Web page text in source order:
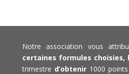
Notre association vous
certaines formules choisies,
trimestre d’obtenir 1000